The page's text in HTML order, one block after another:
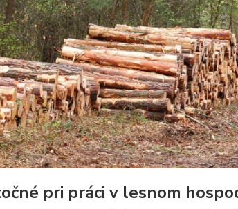
pri práci v lesnom